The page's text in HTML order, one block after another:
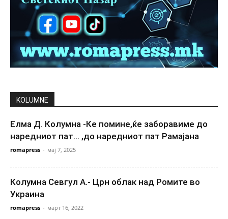
KOLUMNE
Елма Д. Колумна -Ке помине,ќе заборавиме до
наредниот пат… ,до наредниот пат Рамајана
romapress - мај 7, 2025
Колумна Севгул А.- Црн облак над Ромите во
Украина
romapress - март 16, 2022